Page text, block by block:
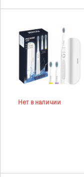
Нет в наличии